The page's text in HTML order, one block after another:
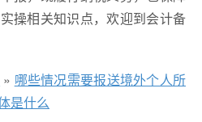
操相关知识点，欢迎到会计备
» 哪些情况需要报送境外个人所
是什么